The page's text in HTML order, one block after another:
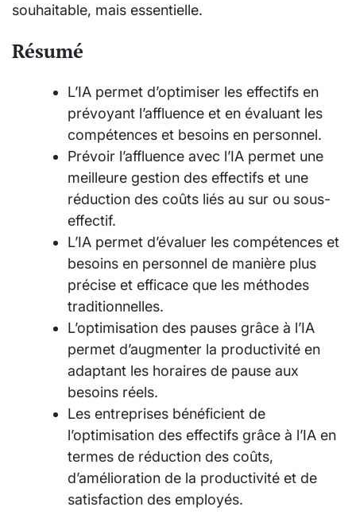
souhaitable, mais essentielle.
Résumé
L’IA permet d’optimiser les effectifs en
prévoyant l’affluence et en évaluant les
compétences et besoins en personnel.
Prévoir l’affluence avec l’IA permet une
meilleure gestion des effectifs et une
réduction des coûts liés au sur ou sous-
effectif.
L’IA permet d’évaluer les compétences et
besoins en personnel de manière plus
précise et efficace que les méthodes
traditionnelles.
L’optimisation des pauses grâce à l’IA
permet d’augmenter la productivité en
adaptant les horaires de pause aux
besoins réels.
Les entreprises bénéficient de
l’optimisation des effectifs grâce à l’IA en
termes de réduction des coûts,
d’amélioration de la productivité et de
satisfaction des employés.